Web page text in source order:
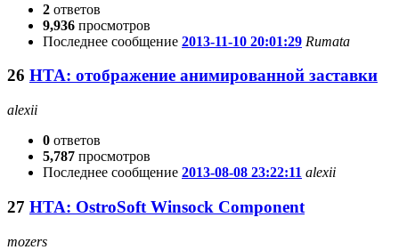
2 ответов
9,936 просмотров
Последнее сообщение 2013-11-10 20:01:29 Rumata
26 HTA: отображение анимированной заставки
alexii
0 ответов
5,787 просмотров
Последнее сообщение 2013-08-08 23:22:11 alexii
27 HTA: OstroSoft Winsock Component
mozers